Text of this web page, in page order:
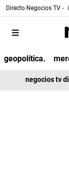
Directo Negocios TV -
geopolítica.
negocios tv